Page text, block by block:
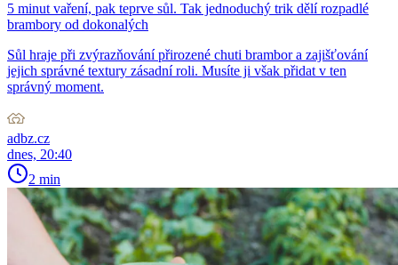
5 minut vaření, pak teprve sůl. Tak jednoduchý trik dělí rozpadlé
brambory od dokonalých
Sůl hraje při zvýrazňování přirozené chuti brambor a zajišťování
jejich správné textury zásadní roli. Musíte ji však přidat v ten
správný moment.
adbz.cz
dnes, 20:40
2 min